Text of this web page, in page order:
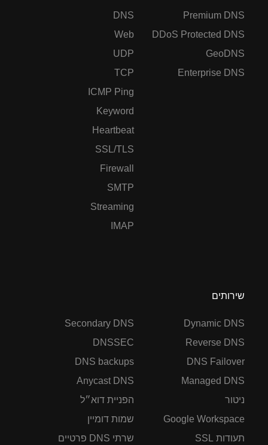
Premium DNS
DDoS Protected DNS
GeoDNS
Enterprise DNS
DNS
Web
UDP
TCP
ICMP Ping
Keyword
Heartbeat
SSL/TLS
Firewall
SMTP
Streaming
IMAP
שירותים
Dynamic DNS
Reverse DNS
DNS Failover
Managed DNS
ניטור
Google Workspace
תעודות SSL
Secondary DNS
DNSSEC
DNS backups
Anycast DNS
הפניית דוא״ל
שמות דומיין
שרתי DNS פרטיים